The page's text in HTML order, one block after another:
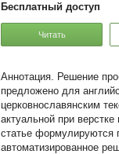
Бесплатный доступ
Читать
Решение
предложено для
церковнославянским
актуальной при
статье формулируются
автоматизированное